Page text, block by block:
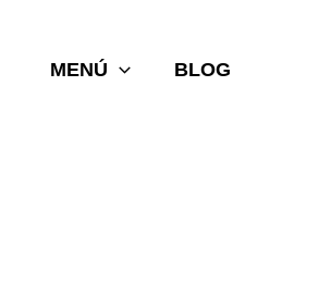
MENÚ BLOG